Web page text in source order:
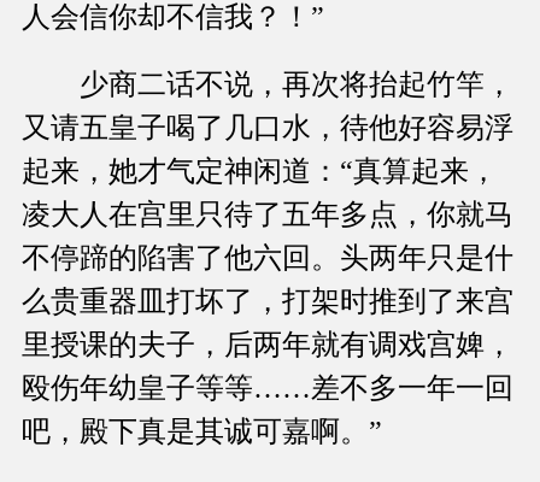
人会信你却不信我？！”
少商二话不说，再次将抬起竹竿，
又请五皇子喝了几口水，待他好容易浮
起来，她才气定神闲道：“真算起来，
凌大人在宫里只待了五年多点，你就马
不停蹄的陷害了他六回。头两年只是什
么贵重器皿打坏了，打架时推到了来宫
里授课的夫子，后两年就有调戏宫婢，
殴伤年幼皇子等等……差不多一年一回
吧，殿下真是其诚可嘉啊。”